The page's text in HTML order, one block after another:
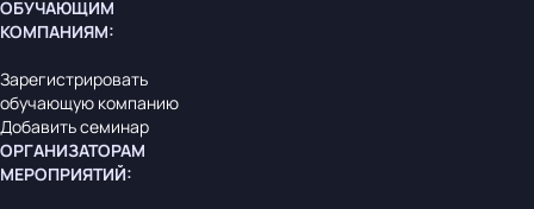
ОБУЧАЮЩИМ
КОМПАНИЯМ:
Зарегистрировать
обучающую компанию
Добавить семинар
ОРГАНИЗАТОРАМ
МЕРОПРИЯТИЙ: